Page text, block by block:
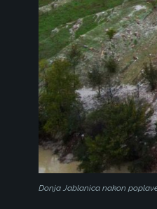
Donja Jablanica nakon